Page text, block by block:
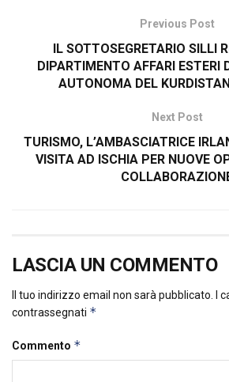
Previous Post
IL SOTTOSEGRETARIO SILLI
DIPARTIMENTO AFFARI ESTERI
AUTONOMA DEL
Next Post
TURISMO, L’AMBASCIATRICE
VISITA AD ISCHIA PER NUOVE
LASCIA UN COMMENTO
Il tuo indirizzo email non sarà pubblicato.
I
contrassegnati *
Commento *